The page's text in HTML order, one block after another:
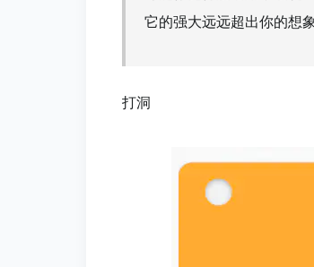
它的强大远远超出你的想
打洞